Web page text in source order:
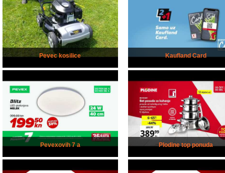
Pevec kosilice Kaufland Card
Pevexovih 7 a Plodine top ponuda